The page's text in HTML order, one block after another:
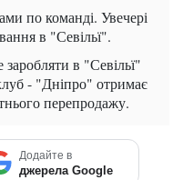
по команді. Увечері
в "Севільї".
в "Севільї"
- "Дніпро" отримає
перепродажу.
Додайте в
джерела Google